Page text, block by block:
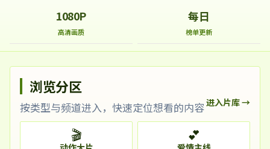
1080P
高清画质
每日
榜单更新
浏览分区
按类型与频道进入，快速定位想看的内容进入片库 →
🎬 💕